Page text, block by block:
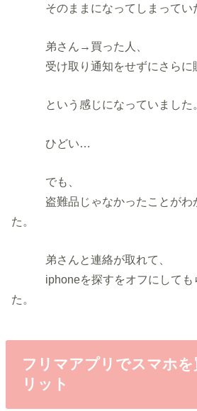
そのままになってしまっていた
弟さん→買った人、
受け取り通知をせずにさら
という感じになっていました
ひどい…
でも、
盗難品じゃなかったことがわ
た。
弟さんと連絡が取れて、
iphoneを探すをオフにしても
た。
フリマアプリでスマホを
リット